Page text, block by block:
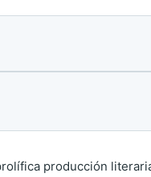
producción